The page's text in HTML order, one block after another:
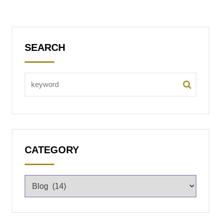
SEARCH
CATEGORY